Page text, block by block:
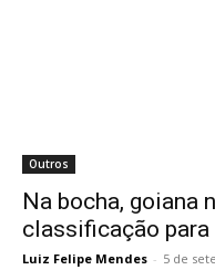
Outros
Na bocha, goiana
classificação
Luiz Felipe Mendes - 5 de